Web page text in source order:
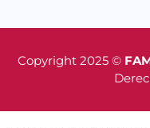
Copyright 2025 ©